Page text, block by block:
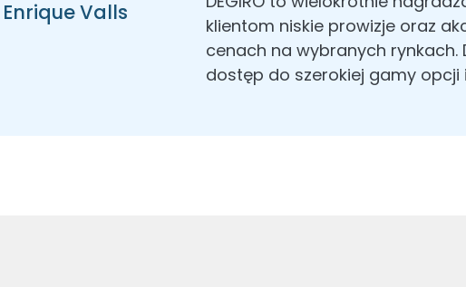
Enrique Valls
klientom niskie prowizje oraz
cenach na wybranych rynkach.
dostęp do szerokiej gamy opcji